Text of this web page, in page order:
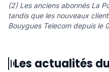
(2) Les anciens abonnés La
tandis que les nouveaux
Bouygues Telecom depuis le
Les actualités